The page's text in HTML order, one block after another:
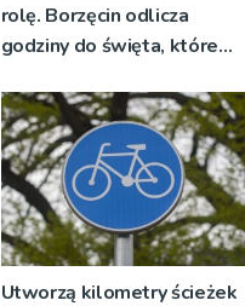
rolę. Borzęcin odlicza
godziny do święta, które
pokoleń
Utworzą kilometry ścieżek